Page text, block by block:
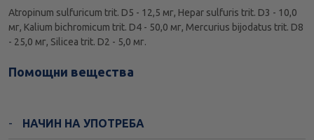
Atropinum sulfuricum trit. D5 - 12,5 мг, Hepar sulfuris trit. D3 - 10,0
мг, Kalium bichromicum trit. D4 - 50,0 мг, Mercurius bijodatus trit. D8
- 25,0 мг, Silicea trit. D2 - 5,0 мг.
Помощни вещества
НАЧИН НА УПОТРЕБА